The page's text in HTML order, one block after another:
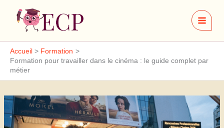
Accueil
Formation
Formation pour travailler dans le cinéma : le guide complet par
métier